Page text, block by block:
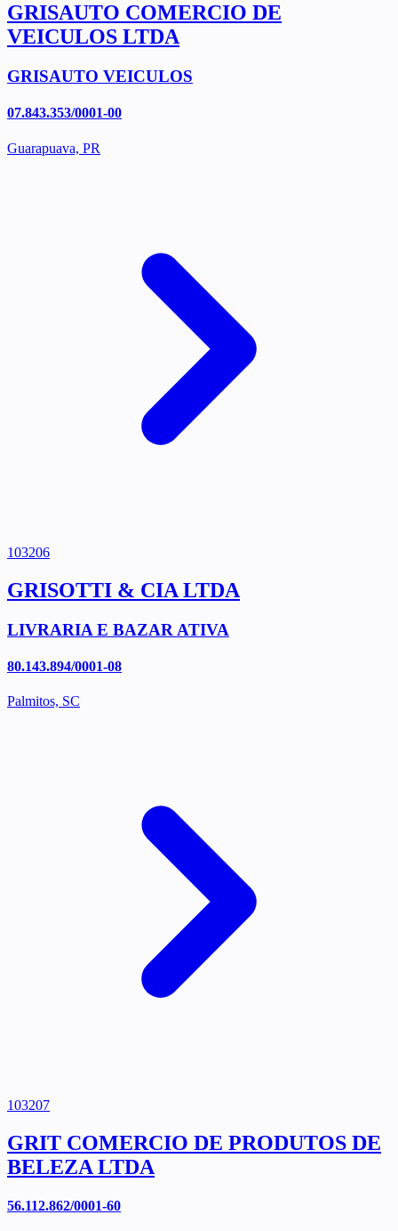
GRISAUTO COMERCIO DE
VEICULOS LTDA
GRISAUTO VEICULOS
07.843.353/0001-00
Guarapuava, PR
103206
GRISOTTI & CIA LTDA
LIVRARIA E BAZAR ATIVA
80.143.894/0001-08
Palmitos, SC
103207
GRIT COMERCIO DE PRODUTOS DE
BELEZA LTDA
56.112.862/0001-60